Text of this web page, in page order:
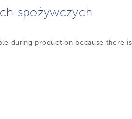
spożywczych
during production because there is